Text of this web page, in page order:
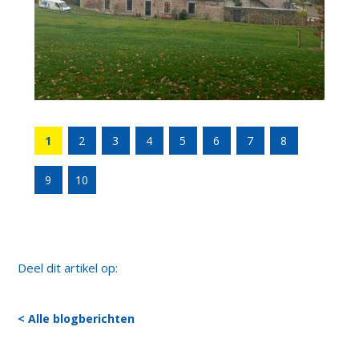
1 2 3 4 5 6 7 8
9 10
Deel dit artikel op:
< Alle blogberichten